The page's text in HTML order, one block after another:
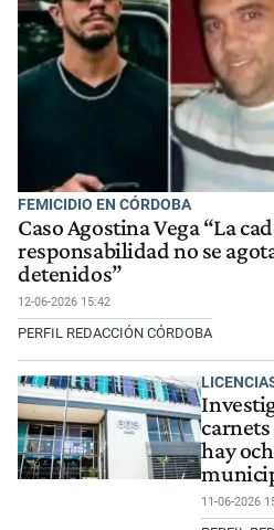
FEMICIDIO EN CÓRDOBA
Caso Agostina Vega “La
responsabilidad no se
detenidos”
12-06-2026 15:42
PERFIL REDACCIÓN CÓRDOBA
hay
11-06-2026